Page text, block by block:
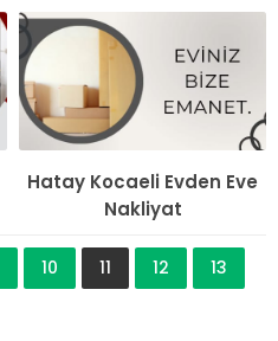
Hatay Kocaeli Evden Eve
Nakliyat
10 11 12
13